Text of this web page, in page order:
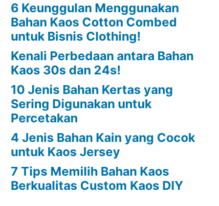
6 Keunggulan Menggunakan
Bahan Kaos Cotton Combed
untuk Bisnis Clothing!
Kenali Perbedaan antara Bahan
Kaos 30s dan 24s!
10 Jenis Bahan Kertas yang
Sering Digunakan untuk
Percetakan
4 Jenis Bahan Kain yang Cocok
untuk Kaos Jersey
7 Tips Memilih Bahan Kaos
Berkualitas Custom Kaos DIY